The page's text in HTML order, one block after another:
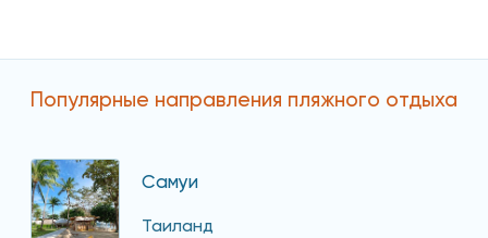
Популярные направления пляжного отдыха
Самуи
Таиланд